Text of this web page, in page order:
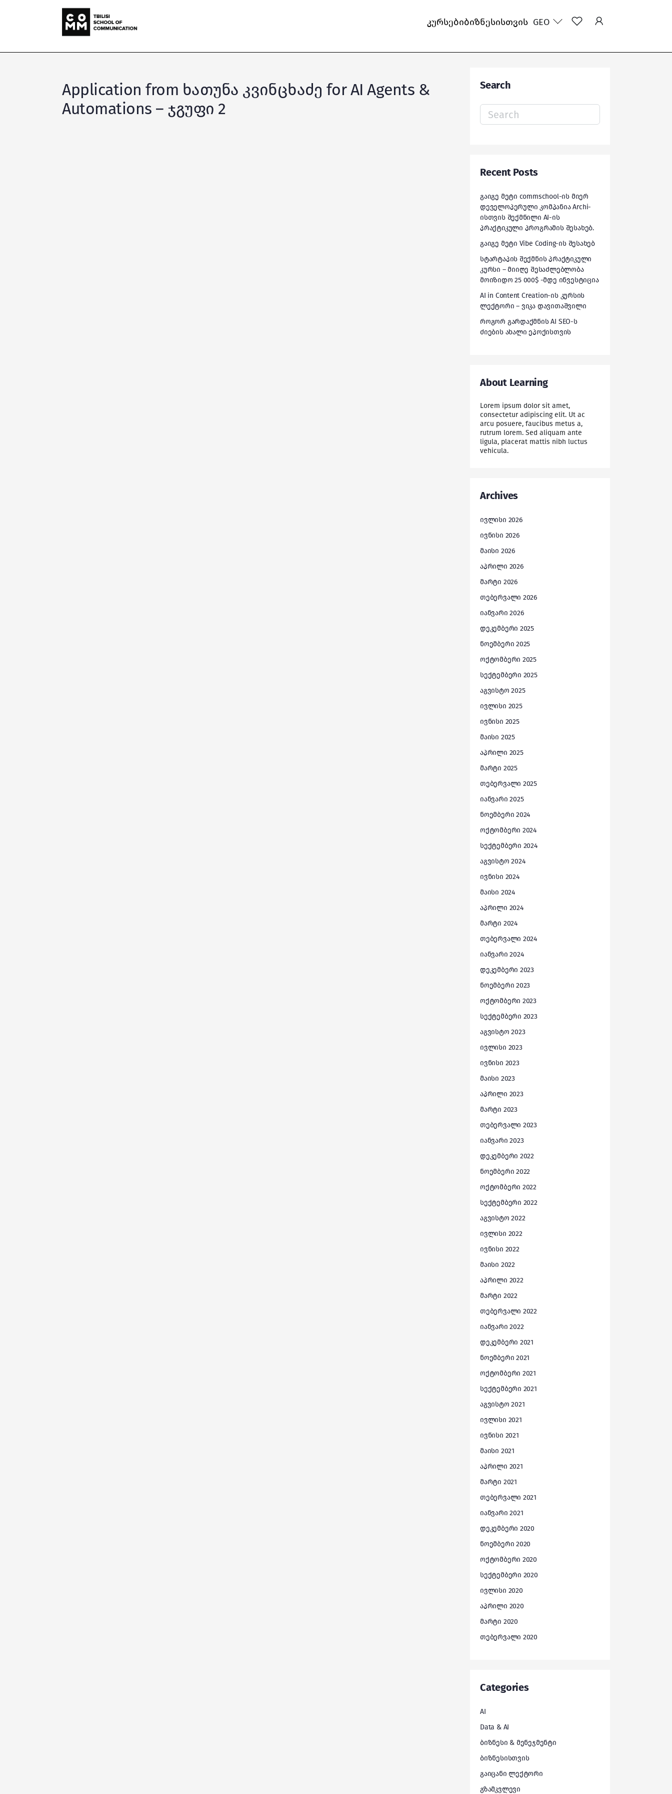
კურსებიბიზნესისთვის GEO
Application from ხათუნა კვინცხაძე for AI Agents &
Automations – ჯგუფი 2
Search
Search
for:
Recent Posts
გაიგე მეტი commschool-ის მიერ
დეველოპერული კომპანია Archi-
ისთვის შექმნილი AI-ის
პრაქტიკული პროგრამის შესახებ.
გაიგე მეტი Vibe Coding-ის შესახებ
სტარტაპის შექმნის პრაქტიკული
კურსი – მიიღე შესაძლებლობა
მოიზიდო 25 000$ -მდე ინვესტიცია
AI in Content Creation-ის კურსის
ლექტორი – ვიკა დავითაშვილი
როგორ გარდაქმნის AI SEO-ს
ძიების ახალი ეპოქისთვის
About Learning
Lorem ipsum dolor sit amet,
consectetur adipiscing elit. Ut ac
arcu posuere, faucibus metus a,
rutrum lorem. Sed aliquam ante
ligula, placerat mattis nibh luctus
vehicula.
Archives
ივლისი 2026
ივნისი 2026
მაისი 2026
აპრილი 2026
მარტი 2026
თებერვალი 2026
იანვარი 2026
დეკემბერი 2025
ნოემბერი 2025
ოქტომბერი 2025
სექტემბერი 2025
აგვისტო 2025
ივლისი 2025
ივნისი 2025
მაისი 2025
აპრილი 2025
მარტი 2025
თებერვალი 2025
იანვარი 2025
ნოემბერი 2024
ოქტომბერი 2024
სექტემბერი 2024
აგვისტო 2024
ივნისი 2024
მაისი 2024
აპრილი 2024
მარტი 2024
თებერვალი 2024
იანვარი 2024
დეკემბერი 2023
ნოემბერი 2023
ოქტომბერი 2023
სექტემბერი 2023
აგვისტო 2023
ივლისი 2023
ივნისი 2023
მაისი 2023
აპრილი 2023
მარტი 2023
თებერვალი 2023
იანვარი 2023
დეკემბერი 2022
ნოემბერი 2022
ოქტომბერი 2022
სექტემბერი 2022
აგვისტო 2022
ივლისი 2022
ივნისი 2022
მაისი 2022
აპრილი 2022
მარტი 2022
თებერვალი 2022
იანვარი 2022
დეკემბერი 2021
ნოემბერი 2021
ოქტომბერი 2021
სექტემბერი 2021
აგვისტო 2021
ივლისი 2021
ივნისი 2021
მაისი 2021
აპრილი 2021
მარტი 2021
თებერვალი 2021
იანვარი 2021
დეკემბერი 2020
ნოემბერი 2020
ოქტომბერი 2020
სექტემბერი 2020
ივლისი 2020
აპრილი 2020
მარტი 2020
თებერვალი 2020
Categories
AI
Data & AI
ბიზნესი & მენეჯმენტი
ბიზნესისთვის
გაიცანი ლექტორი
გზამკვლევი